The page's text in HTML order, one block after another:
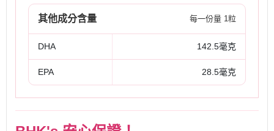
其他成分含量 每一份量 1粒
DHA 142.5毫克
EPA 28.5毫克